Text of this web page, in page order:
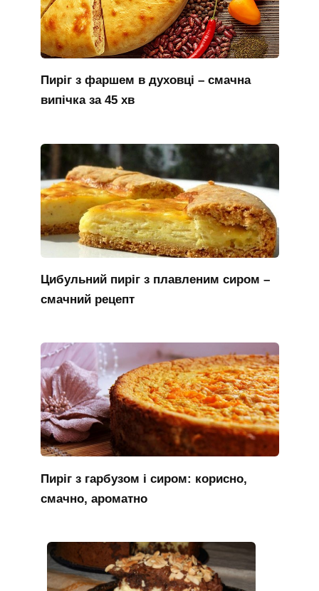
Пиріг з фаршем в духовці – смачна
випічка за 45 хв
Цибульний пиріг з плавленим сиром –
смачний рецепт
Пиріг з гарбузом і сиром: корисно,
смачно, ароматно